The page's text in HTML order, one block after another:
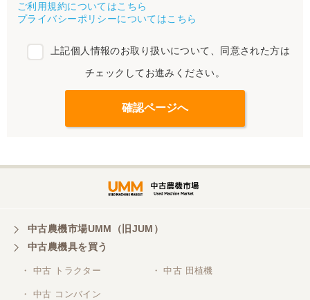
ご利用規約についてはこちら
プライバシーポリシーについてはこちら
上記個人情報のお取り扱いについて、同意された方は
チェックしてお進みください。
中古農機市場UMM（旧JUM）
中古農機具を買う
・ 中古 トラクター ・ 中古 田植機
・ 中古 コンバイン